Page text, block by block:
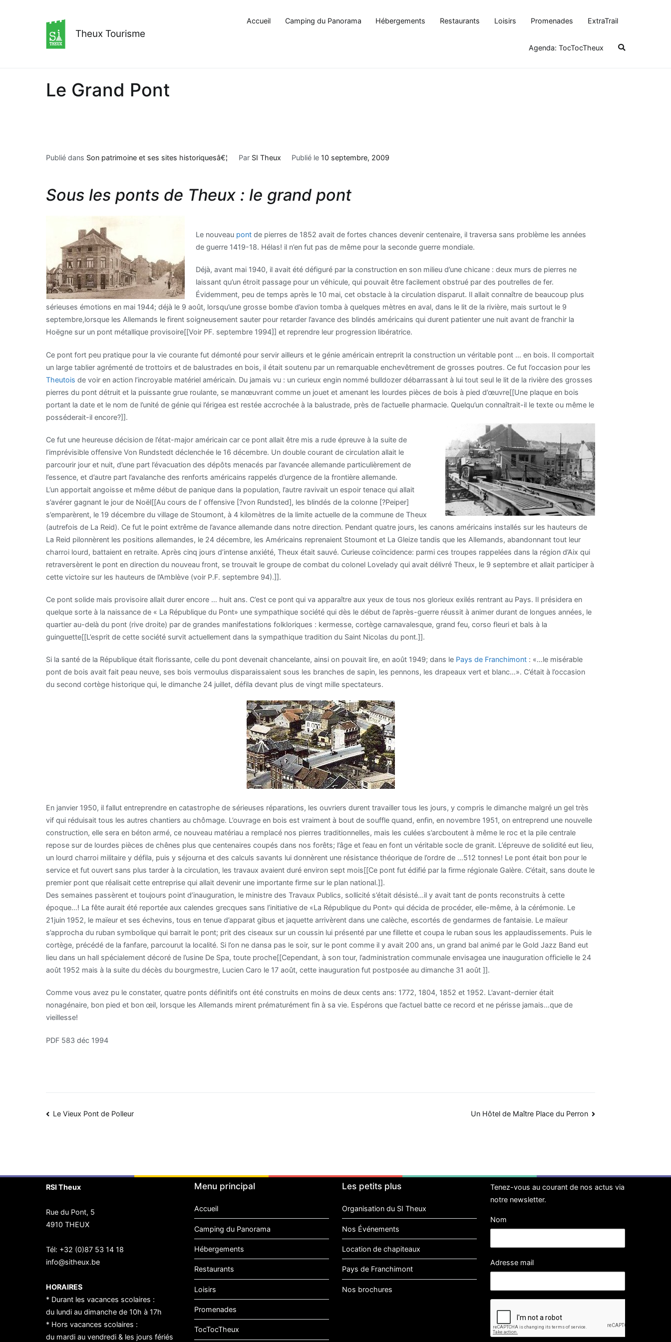
Theux Tourisme
Accueil Camping du Panorama Hébergements Restaurants Loisirs Promenades ExtraTrail
Agenda: TocTocTheux
Le Grand Pont
Publié dans Son patrimoine et ses sites historiquesâ€¦ Par SI Theux Publié le 10 septembre, 2009
Sous les ponts de Theux : le grand pont
Le nouveau pontde pierres de 1852 avait de fortes chances devenir centenaire, il traversa sans problème les années
de guerre 1419-18. Hélas! il n’en fut pas de même pour la seconde guerre mondiale.
Déjà, avant mai 1940, il avait été défiguré par la construction en son milieu d’une chicane : deux murs de pierres ne
laissant qu’un étroit passage pour un véhicule, qui pouvait être facilement obstrué par des poutrelles de fer.
Évidemment, peu de temps après le 10 mai, cet obstacle à la circulation disparut. Il allait connaître de beaucoup plus
sérieuses émotions en mai 1944; déjà le 9 août, lorsqu’une grosse bombe d’avion tomba à quelques mètres en aval, dans le lit de la rivière, mais surtout le 9
septembre,lorsque les Allemands le firent soigneusement sauter pour retarder l’avance des blindés américains qui durent patienter une nuit avant de franchir la
Hoëgne sur un pont métallique provisoire[[Voir PF. septembre 1994]] et reprendre leur progression libératrice.
Ce pont fort peu pratique pour la vie courante fut démonté pour servir ailleurs et le génie américain entreprit la construction un véritable pont … en bois. Il comportait
un large tablier agrémenté de trottoirs et de balustrades en bois, il était soutenu par un remarquable enchevêtrement de grosses poutres. Ce fut l’occasion pour les
Theutois de voir en action l’incroyable matériel américain. Du jamais vu : un curieux engin nommé bulldozer débarrassant à lui tout seul le lit de la rivière des grosses
pierres du pont détruit et la puissante grue roulante, se manœuvrant comme un jouet et amenant les lourdes pièces de bois à pied d’œuvre[[Une plaque en bois
portant la date et le nom de l’unité de génie qui l’érigea est restée accrochée à la balustrade, près de l’actuelle pharmacie. Quelqu’un connaîtrait-il le texte ou même le
posséderait-il encore?]].
Ce fut une heureuse décision de l’état-major américain car ce pont allait être mis a rude épreuve à la suite de
l’imprévisible offensive Von Rundstedt déclenchée le 16 décembre. Un double courant de circulation allait le
parcourir jour et nuit, d’une part l’évacuation des dépôts menacés par l’avancée allemande particulièrement de
l’essence, et d’autre part l’avalanche des renforts américains rappelés d’urgence de la frontière allemande.
L’un apportait angoisse et même début de panique dans la population, l’autre ravivait un espoir tenace qui allait
s’avérer gagnant le jour de Noël[[Au cours de l’ offensive [?von Rundsted], les blindés de la colonne [?Peiper]
s’emparèrent, le 19 décembre du village de Stoumont, à 4 kilomètres de la limite actuelle de la commune de Theux
(autrefois de La Reid). Ce fut le point extrême de l’avance allemande dans notre direction. Pendant quatre jours, les canons américains installés sur les hauteurs de
La Reid pilonnèrent les positions allemandes, le 24 décembre, les Américains reprenaient Stoumont et La Gleize tandis que les Allemands, abandonnant tout leur
charroi lourd, battaient en retraite. Après cinq jours d’intense anxiété, Theux était sauvé. Curieuse coïncidence: parmi ces troupes rappelées dans la région d’Aix qui
retraversèrent le pont en direction du nouveau front, se trouvait le groupe de combat du colonel Lovelady qui avait délivré Theux, le 9 septembre et allait participer à
cette victoire sur les hauteurs de l’Amblève (voir P.F. septembre 94).]].
Ce pont solide mais provisoire allait durer encore … huit ans. C’est ce pont qui va apparaître aux yeux de tous nos glorieux exilés rentrant au Pays. Il présidera en
quelque sorte à la naissance de « La République du Pont» une sympathique société qui dès le début de l’après-guerre réussit à animer durant de longues années, le
quartier au-delà du pont (rive droite) par de grandes manifestations folkloriques : kermesse, cortège carnavalesque, grand feu, corso fleuri et bals à la
guinguette[[L’esprit de cette société survit actuellement dans la sympathique tradition du Saint Nicolas du pont.]].
Si la santé de la République était florissante, celle du pont devenait chancelante, ainsi on pouvait lire, en août 1949; dans le Pays de Franchimont : «…le misérable
pont de bois avait fait peau neuve, ses bois vermoulus disparaissaient sous les branches de sapin, les pennons, les drapeaux vert et blanc…». C’était à l’occasion
du second cortège historique qui, le dimanche 24 juillet, défila devant plus de vingt mille spectateurs.
En janvier 1950, il fallut entreprendre en catastrophe de sérieuses réparations, les ouvriers durent travailler tous les jours, y compris le dimanche malgré un gel très
vif qui réduisait tous les autres chantiers au chômage. L’ouvrage en bois est vraiment à bout de souffle quand, enfin, en novembre 1951, on entreprend une nouvelle
construction, elle sera en béton armé, ce nouveau matériau a remplacé nos pierres traditionnelles, mais les culées s’arcboutent à même le roc et la pile centrale
repose sur de lourdes pièces de chênes plus que centenaires coupés dans nos forêts; l’âge et l’eau en font un véritable socle de granit. L’épreuve de solidité eut lieu,
un lourd charroi militaire y défila, puis y séjourna et des calculs savants lui donnèrent une résistance théorique de l’ordre de …512 tonnes! Le pont était bon pour le
service et fut ouvert sans plus tarder à la circulation, les travaux avaient duré environ sept mois[[Ce pont fut édifié par la firme régionale Galère. C’était, sans doute le
premier pont que réalisait cette entreprise qui allait devenir une importante firme sur le plan national.]].
Des semaines passèrent et toujours point d’inauguration, le ministre des Travaux Publics, sollicité s’était désisté…il y avait tant de ponts reconstruits à cette
époque…! La fête aurait été reportée aux calendes grecques sans l’initiative de «La République du Pont» qui décida de procéder, elle-même, à la cérémonie. Le
21juin 1952, le maïeur et ses échevins, tous en tenue d’apparat gibus et jaquette arrivèrent dans une calèche, escortés de gendarmes de fantaisie. Le maïeur
s’approcha du ruban symbolique qui barrait le pont; prit des ciseaux sur un coussin lui présenté par une fillette et coupa le ruban sous les applaudissements. Puis le
cortège, précédé de la fanfare, parcourut la localité. Si l’on ne dansa pas le soir, sur le pont comme il y avait 200 ans, un grand bal animé par le Gold Jazz Band eut
lieu dans un hall spécialement décoré de l’usine De Spa, toute proche[[Cependant, à son tour, l’administration communale envisagea une inauguration officielle le 24
août 1952 mais à la suite du décès du bourgmestre, Lucien Caro le 17 août, cette inauguration fut postposée au dimanche 31 août ]].
Comme vous avez pu le constater, quatre ponts définitifs ont été construits en moins de deux cents ans: 1772, 1804, 1852 et 1952. L’avant-dernier était
nonagénaire, bon pied et bon œil, lorsque les Allemands mirent prématurément fin à sa vie. Espérons que l’actuel batte ce record et ne périsse jamais…que de
vieillesse!
PDF 583 déc 1994
Navigation
Le Vieux Pont de Polleur Un Hôtel de Maître Place du Perron
RSI Theux
Rue du Pont, 5
4910 THEUX
Tél: +32 (0)87 53 14 18
info@sitheux.be
HORAIRES
* Durant les vacances scolaires :
du lundi au dimanche de 10h à 17h
* Hors vacances scolaires :
du mardi au vendredi & les jours fériés
Menu principal
Accueil
Camping du Panorama
Hébergements
Restaurants
Loisirs
Promenades
TocTocTheux
Les petits plus
Organisation du SI Theux
Nos Événements
Location de chapiteaux
Pays de Franchimont
Nos brochures
Tenez-vous au courant de nos actus via
notre newsletter.
Nom
Adresse mail